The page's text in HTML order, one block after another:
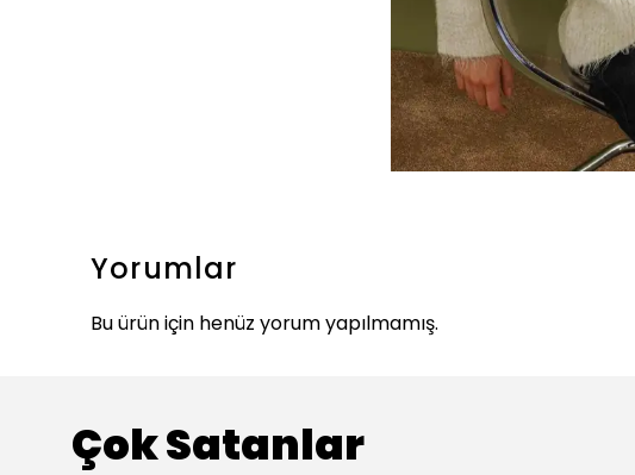
Yorumlar
Bu ürün için henüz yorum yapılmamış.
Çok Satanlar